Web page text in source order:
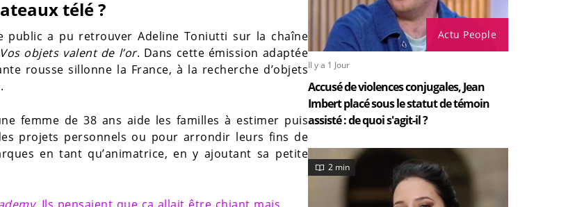
télé ?
public a pu retrouver Adeline Toniutti sur la chaîne
Vos objets valent de l’or. Dans cette émission adaptée
rousse sillonne la France, à la recherche d’objets
femme de 38 ans aide les familles à estimer puis
projets personnels ou pour arrondir leurs fins de
en tant qu’animatrice, en y ajoutant sa petite
Actu People
Il y a 1 Jour
Accusé de violences conjugales, Jean
Imbert placé sous le statut de témoin
assisté : de quoi s'agit-il ?
2 min